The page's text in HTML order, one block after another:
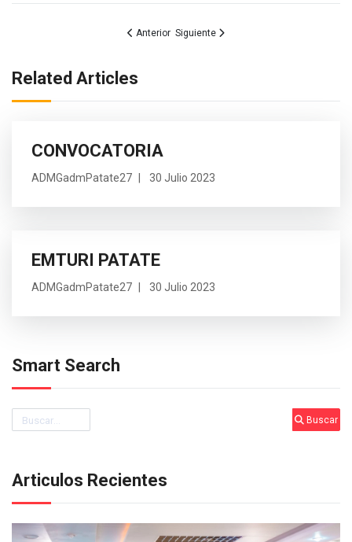
Artículo anterior: Patate impulsa el desarrollo
Anterior Artículo siguiente: Control de Espacios
Siguiente
Related Articles
CONVOCATORIA
ADMGadmPatate27 30 Julio 2023
EMTURI PATATE
ADMGadmPatate27 30 Julio 2023
Smart Search
Buscar Buscar
Articulos Recientes